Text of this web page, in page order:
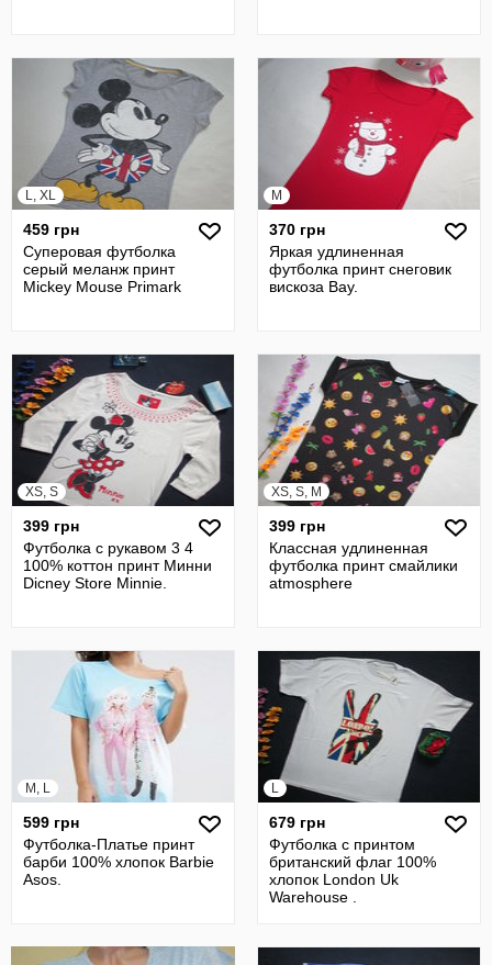
L, XL
459 грн
Суперовая футболка
серый меланж принт
Mickey Mouse Primark
M
370 грн
Яркая удлиненная
футболка принт снеговик
вискоза Bay.
XS, S
399 грн
Футболка с рукавом 3 4
100% коттон принт Минни
Dicney Store Minnie.
XS, S, M
399 грн
Классная удлиненная
футболка принт смайлики
atmosphere
M, L
599 грн
Футболка-Платье принт
барби 100% хлопок Barbie
Asos.
L
679 грн
Футболка с принтом
британский флаг 100%
хлопок London Uk
Warehouse .